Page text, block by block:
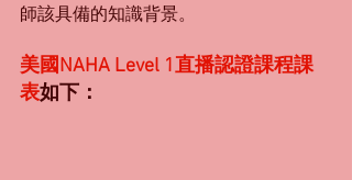
師該具備的知識背景。
美國NAHA Level 1直播認證課程課
表如下：